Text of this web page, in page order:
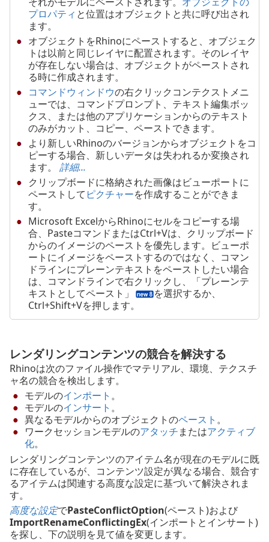
プロパティ と位置はオブジェクトと共に呼び出され
ます。
オブジェクトをRhinoにペーストすると、オブジェク
トは以前と同じレイヤに配置されます。そのレイヤ
が存在しない場合は、オブジェクトがペーストされ
る時に作成されます。
コマンドウィンドウの右クリックコンテクストメニ
ューでは、コマンドプロンプト、テキスト編集ボッ
クス、または他のアプリケーションからのテキスト
のみがカット、コピー、ペーストできます。
より新しいRhinoのバージョンからオブジェクトをコ
ピーする場合、新しいデータは失われるか変換され
ます。 詳細...
クリップボードに格納された画像はビューポートに
ペーストして ピクチャーを作成することができま
す。
Microsoft ExcelからRhinoにセルをコピーする場
合、PasteコマンドまたはCtrl+Vは、クリップボード
からのイメージのペーストを優先します。ビューポ
ートにイメージをペーストするのではなく、コマン
ドラインにプレーンテキストをペーストしたい場合
は、コマンドラインで右クリックし、「プレーンテ
キストとしてペースト」
を選択するか、
Ctrl+Shift+Vを押します。
レンダリングコンテンツの競合を解決する
Rhinoは次のファイル操作でマテリアル、環境、テクスチ
ャ名の競合を検出します。
モデルのインポート 。
モデルのインサート 。
異なるモデルからのオブジェクトのペースト 。
ワークセッションモデルのアタッチまたはアクティブ
化。
レンダリングコンテンツのアイテム名が現在のモデルに既
に存在しているが、コンテンツ設定が異なる場合、競合す
るアイテムは関連する高度な設定に基づいて解決されま
す。
高度な設定でPasteConflictOption(ペースト)および
ImportRenameConflictingEx(インポートとインサート)
を探し、下の説明を見て値を変更します。